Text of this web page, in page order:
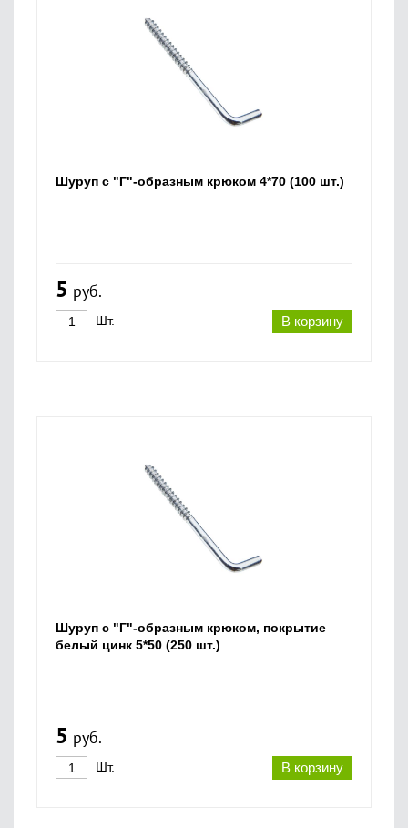
Шуруп с "Г"-образным крюком 4*70 (100 шт.)
5 руб.
В корзину
Шт.
Шуруп с "Г"-образным крюком, покрытие
белый цинк 5*50 (250 шт.)
5 руб.
В корзину
Шт.